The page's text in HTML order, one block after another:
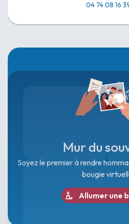
04 74 08 16
Mur du
Soyez le premier à rendre
bougie
Allumer une